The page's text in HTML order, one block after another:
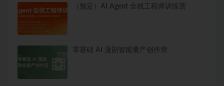
（预定）AI Agent 全栈工程师训练营
零基础 AI 漫剧智能量产创作营